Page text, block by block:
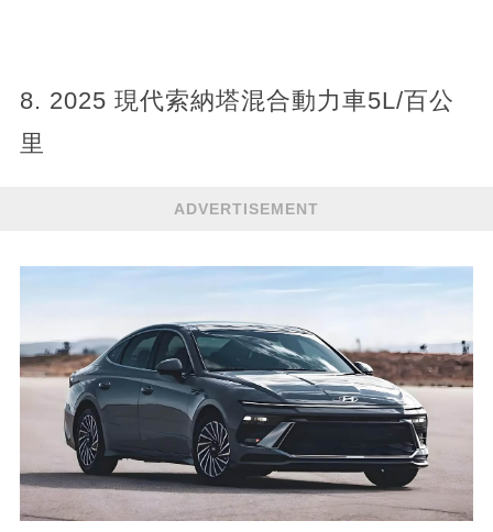
8. 2025 現代索納塔混合動力車5L/百公
里
ADVERTISEMENT